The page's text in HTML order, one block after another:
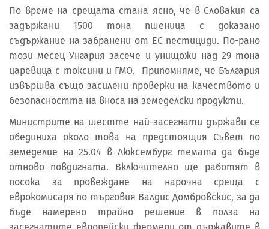
По време на срещата стана ясно, че в Словакия са
задържани 1500 тона пшеница с доказано
съдържание на забранени от ЕС пестициди. По-рано
този месец Унгария засече и унищожи над 29 тона
царевица с токсини и ГМО. Припомняме, че България
извършва също засилени проверки на качеството и
безопасността на вноса на земеделски продукти.
Министрите на шестте най-засегнати държави се
обединиха около това на предстоящия Съвет по
земеделие на 25.04 в Люксембург темата да бъде
отново повдигната. Включително ще работят в
посока за провеждане на нарочна среща с
еврокомисаря по търговия Валдис Домбровскис, за да
бъде намерено трайно решение в полза на
засегнатите европейски фермери от държавите в